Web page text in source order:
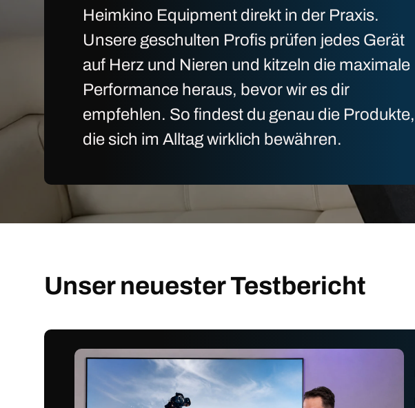
Heimkino Equipment direkt in der Praxis.
Unsere geschulten Profis prüfen jedes Gerät
auf Herz und Nieren und kitzeln die maximale
Performance heraus, bevor wir es dir
empfehlen. So findest du genau die Produkte,
die sich im Alltag wirklich bewähren.
Unser neuester Testbericht